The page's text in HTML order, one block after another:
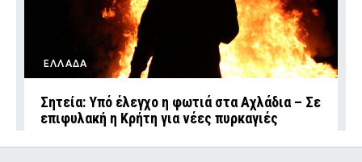
ΕΛΛΑΔΑ
Σητεία: Υπό έλεγχο η φωτιά στα Αχλάδια – Σε
επιφυλακή η Κρήτη για νέες πυρκαγιές